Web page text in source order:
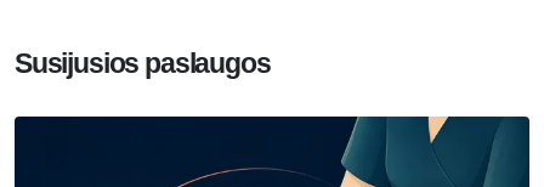
Susijusios paslaugos